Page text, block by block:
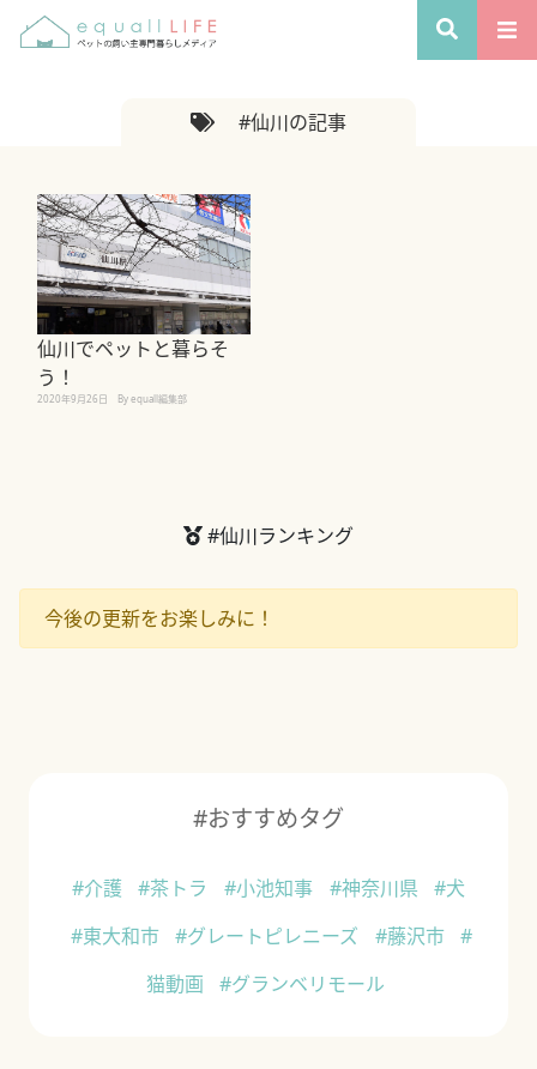
#仙川の記事
仙川でペットと暮らそ
う！
2020年9月26日 By equall編集部
#仙川ランキング
今後の更新をお楽しみに！
#おすすめタグ
#介護 #茶トラ #小池知事 #神奈川県
#犬
#東大和市 #グレートピレニーズ #藤沢市
#
猫動画
#グランベリモール